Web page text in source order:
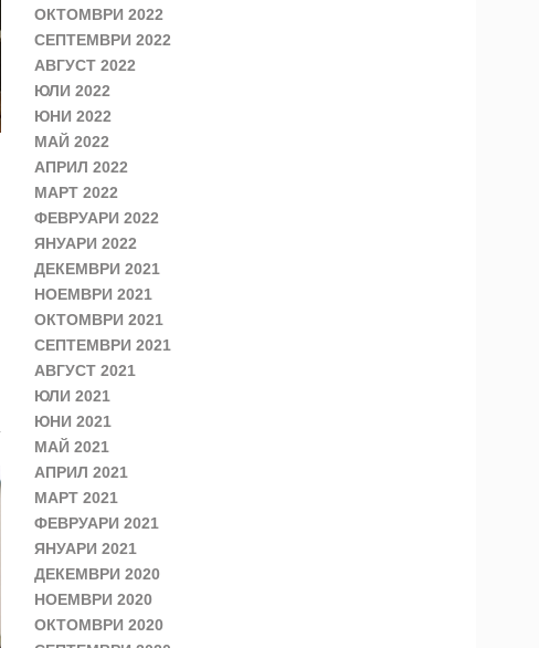
ОКТОМВРИ 2022
СЕПТЕМВРИ 2022
АВГУСТ 2022
ЮЛИ 2022
ЮНИ 2022
МАЙ 2022
АПРИЛ 2022
МАРТ 2022
ФЕВРУАРИ 2022
ЯНУАРИ 2022
ДЕКЕМВРИ 2021
НОЕМВРИ 2021
ОКТОМВРИ 2021
СЕПТЕМВРИ 2021
АВГУСТ 2021
ЮЛИ 2021
ЮНИ 2021
МАЙ 2021
АПРИЛ 2021
МАРТ 2021
ФЕВРУАРИ 2021
ЯНУАРИ 2021
ДЕКЕМВРИ 2020
НОЕМВРИ 2020
ОКТОМВРИ 2020